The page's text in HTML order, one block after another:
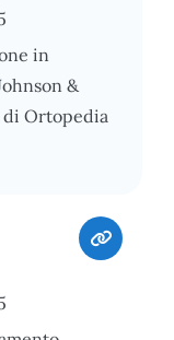
in
&
di Ortopedia